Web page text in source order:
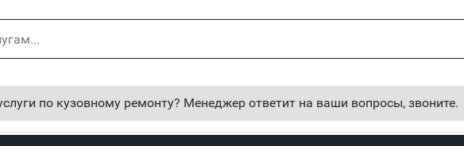
по кузовному ремонту? Менеджер ответит на ваши вопросы, звоните.